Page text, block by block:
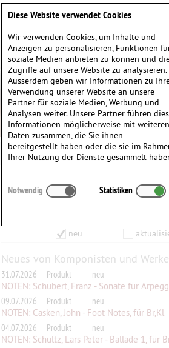
Rainer Bischof
aktualisiert wurden…
Anzeigen
neu
Neues von Komponisten und
31.07.2026 Produkt
neu
NOTEN: Schubert, Franz - Sonate für
Stimme
09.07.2026 Produkt
neu
NOTEN: Casken, John - Foot Notes, für Br,Kl
04.07.2026
Produkt
neu
NOTEN: Schultz, Lars Peter - Ballade 1, für
Diese Website verwendet Cookies
Wir verwenden Cookies, um Inhalte und
Anzeigen zu personalisieren, Funktionen
soziale Medien anbieten zu können und
Zugriffe auf unsere Website zu analysieren.
Ausserdem geben wir Informationen zu
Verwendung unserer Website an unsere
Partner für soziale Medien, Werbung und
Analysen weiter. Unsere Partner führen
Informationen möglicherweise mit weiteren
Daten zusammen, die Sie ihnen
bereitgestellt haben oder die sie im
Ihrer Nutzung der Dienste gesammelt
Notwendig Statistiken